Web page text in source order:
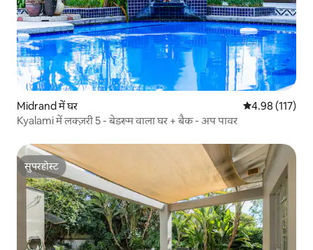
Midrand में घर औसत रेटिंग 5 में से
4.98 (117)
Kyalami में लक्ज़री 5 - बेडरूम वाला घर + बैक - अप पावर
सुपरहोस्ट
सुपरहोस्ट